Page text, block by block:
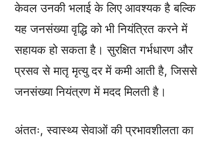
केवल उनकी भलाई के लिए आवश्यक है बल्कि
यह जनसंख्या वृद्धि को भी नियंत्रित करने में
सहायक हो सकता है। सुरक्षित गर्भधारण और
प्रसव से मातृ मृत्यु दर में कमी आती है, जिससे
जनसंख्या नियंत्रण में मदद मिलती है।
अंततः, स्वास्थ्य सेवाओं की प्रभावशीलता का